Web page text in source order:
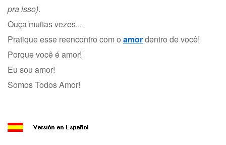
pra isso).
Ouça muitas vezes...
Pratique esse reencontro com o amordentro de você!
Porque você é amor!
Eu sou amor!
Somos Todos Amor!